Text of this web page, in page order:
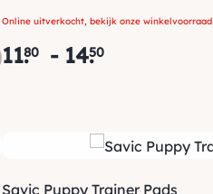
Online uitverkocht, bekijk onze winkelvoorraad
11.80 - 14.50
Savic Puppy Trainer Pads